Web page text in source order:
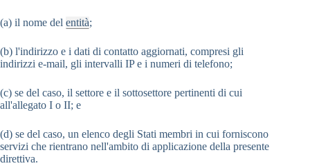
(a) il nome del entità;
(b) l'indirizzo e i dati di contatto aggiornati, compresi gli
indirizzi e-mail, gli intervalli IP e i numeri di telefono;
(c) se del caso, il settore e il sottosettore pertinenti di cui
all'allegato I o II; e
(d) se del caso, un elenco degli Stati membri in cui forniscono
servizi che rientrano nell'ambito di applicazione della presente
direttiva.